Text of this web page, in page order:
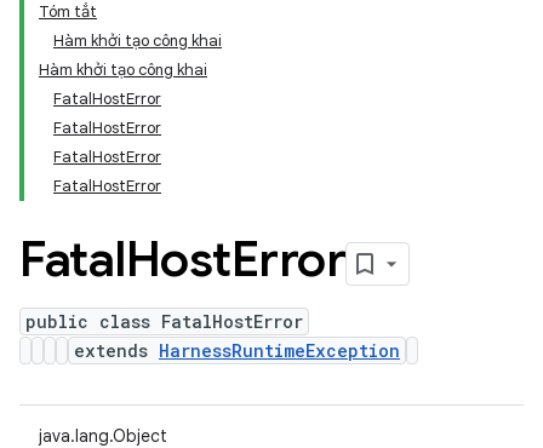
Tóm tắt
Hàm khởi tạo công khai
Hàm khởi tạo công khai
FatalHostError
FatalHostError
FatalHostError
FatalHostError
FatalHostError
public class FatalHostError
extends HarnessRuntimeException
java.lang.Object